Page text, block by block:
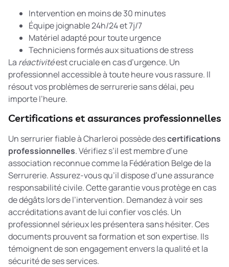
Intervention en moins de 30 minutes
Équipe joignable 24h/24 et 7j/7
Matériel adapté pour toute urgence
Techniciens formés aux situations de stress
La réactivitéest cruciale en cas d’urgence. Un
professionnel accessible à toute heurevous rassure. Il
résout vos problèmes de serrurerie sans délai, peu
importe l’heure.
Certifications et assurances professionnelles
Un serrurier fiable à Charleroi possède descertifications
professionnelles. Vérifiez s’il est membre d’une
association reconnue comme la Fédération Belge de la
Serrurerie. Assurez-vous qu’il dispose d’une assurance
responsabilité civile. Cette garantie vous protège en cas
de dégâts lors de l’intervention. Demandez à voir ses
accréditations avant de lui confier vos clés. Un
professionnel sérieux les présentera sans hésiter. Ces
documents prouvent sa formation et son expertise. Ils
témoignent de son engagement envers la qualité et la
sécurité de ses services.